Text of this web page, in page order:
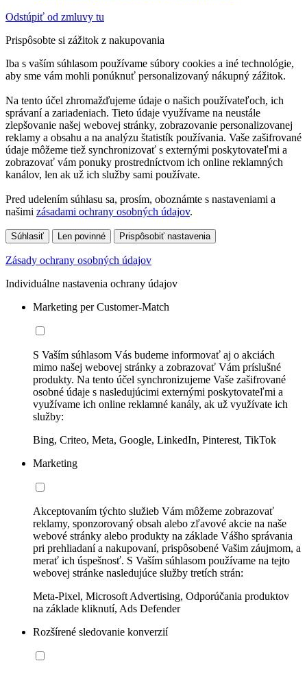
Odstúpiť od zmluvy tu
Prispôsobte si zážitok z nakupovania
Iba s vaším súhlasom používame súbory cookies a iné technológie,
aby sme vám mohli ponúknuť personalizovaný nákupný zážitok.
Na tento účel zhromažďujeme údaje o našich používateľoch, ich
správaní a zariadeniach. Tieto údaje využívame na neustále
zlepšovanie našej webovej stránky, zobrazovanie personalizovanej
reklamy a obsahu a na analýzu štatistík používania. Vaše zašifrované
údaje môžeme tiež synchronizovať s externými poskytovateľmi a
zobrazovať vám ponuky prostredníctvom ich online reklamných
kanálov, len ak už ich služby sami používate.
Pred udelením súhlasu sa, prosím, oboznámte s nastaveniami a
našimi zásadami ochrany osobných údajov.
Súhlasiť Len povinné Prispôsobiť nastavenia
Zásady ochrany osobných údajov
Individuálne nastavenia ochrany údajov
Marketing per Customer-Match
S Vaším súhlasom Vás budeme informovať aj o akciách
mimo našej webovej stránky a zobrazovať Vám príslušné
produkty. Na tento účel synchronizujeme Vaše zašifrované
osobné údaje s nasledujúcimi externými poskytovateľmi a
využívame ich online reklamné kanály, ak už využívate ich
služby:
Bing, Criteo, Meta, Google, LinkedIn, Pinterest, TikTok
Marketing
Akceptovaním týchto služieb Vám môžeme zobrazovať
reklamy, sponzorovaný obsah alebo zľavové akcie na naše
webové stránky alebo produkty na základe Vášho správania
pri prehliadaní a nakupovaní, prispôsobené Vašim záujmom, a
merať ich úspešnosť. S Vaším súhlasom používame na tejto
webovej stránke nasledujúce služby tretích strán:
Meta-Pixel, Microsoft Advertising, Odporúčania produktov
na základe kliknutí, Ads Defender
Rozšírené sledovanie konverzií